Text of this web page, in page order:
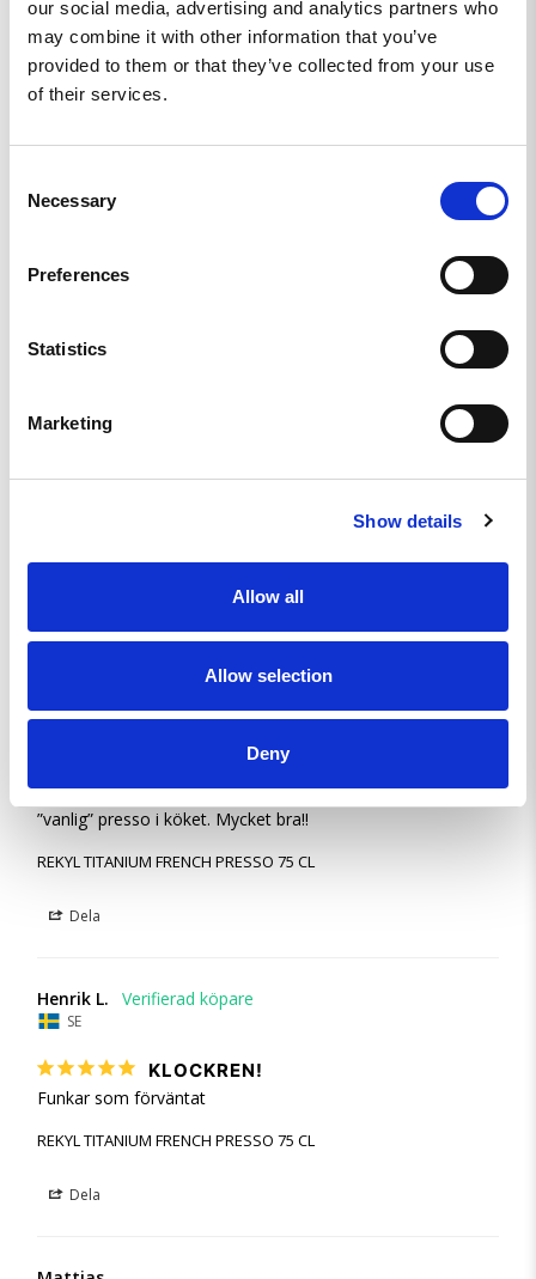
our social media, advertising and analytics partners who
may combine it with other information that you’ve
provided to them or that they’ve collected from your use
of their services.
Selection
Necessary
Preferences
Statistics
Marketing
Show details
Allow all
Allow selection
Deny
Ställ en fråga
Recensioner
Björn G.
Carl J.
FÖR DET JOBB DEN SKALL GÖRA.
Gör gott kaffe. Har kört över öppen eld, på grillen och som
”vanlig” presso i köket. Mycket bra!!
REKYL TITANIUM FRENCH PRESSO 75 CL
Dela
Henrik L.
SE
KLOCKREN!
Funkar som förväntat
REKYL TITANIUM FRENCH PRESSO 75 CL
Dela